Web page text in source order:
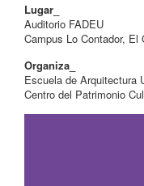
Lugar_
Auditorio FADEU
Campus Lo Contador, El
Organiza_
Escuela de Arquitectura
Centro del Patrimonio